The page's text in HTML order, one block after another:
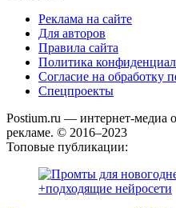
Реклама на сайте
Для авторов
Правила сайта
Политика
Согласие на обработку
Спецпроекты
Postium.ru — интернет-медиа
рекламе. © 2016–2023
Топовые публикации: